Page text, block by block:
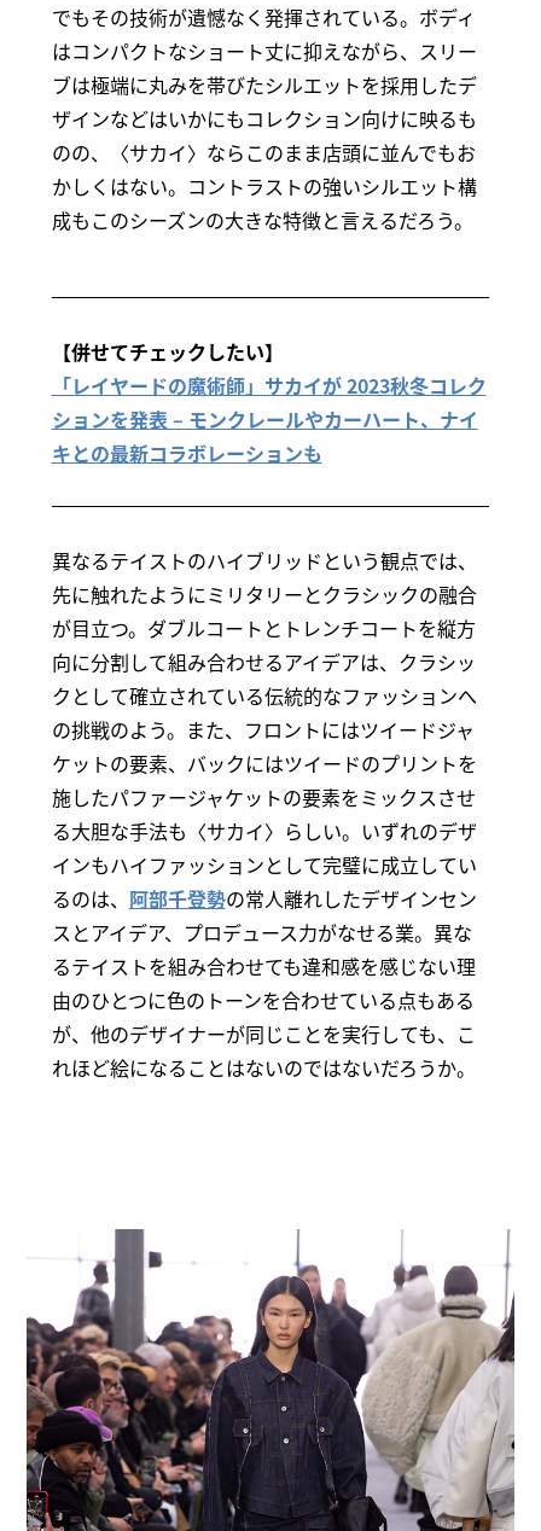
でもその技術が遺憾なく発揮されている。ボディ
はコンパクトなショート丈に抑えながら、スリー
ブは極端に丸みを帯びたシルエットを採用したデ
ザインなどはいかにもコレクション向けに映るも
のの、〈サカイ〉ならこのまま店頭に並んでもお
かしくはない。コントラストの強いシルエット構
成もこのシーズンの大きな特徴と言えるだろう。
【併せてチェックしたい】
「レイヤードの魔術師」サカイが 2023秋冬コレク
ションを発表 – モンクレールやカーハート、ナイ
キとの最新コラボレーションも
異なるテイストのハイブリッドという観点では、
先に触れたようにミリタリーとクラシックの融合
が目立つ。ダブルコートとトレンチコートを縦方
向に分割して組み合わせるアイデアは、クラシッ
クとして確立されている伝統的なファッションへ
の挑戦のよう。また、フロントにはツイードジャ
ケットの要素、バックにはツイードのプリントを
施したパファージャケットの要素をミックスさせ
る大胆な手法も〈サカイ〉らしい。いずれのデザ
インもハイファッションとして完璧に成立してい
るのは、 阿部千登勢の常人離れしたデザインセン
スとアイデア、プロデュース力がなせる業。異な
るテイストを組み合わせても違和感を感じない理
由のひとつに色のトーンを合わせている点もある
が、他のデザイナーが同じことを実行しても、こ
れほど絵になることはないのではないだろうか。